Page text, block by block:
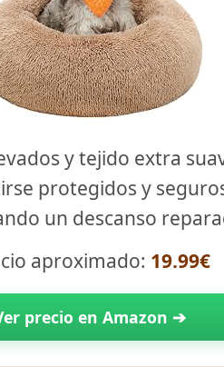
y tejido extra
protegidos y
un descanso
aproximado: 19.99€
precio en Amazon ➔